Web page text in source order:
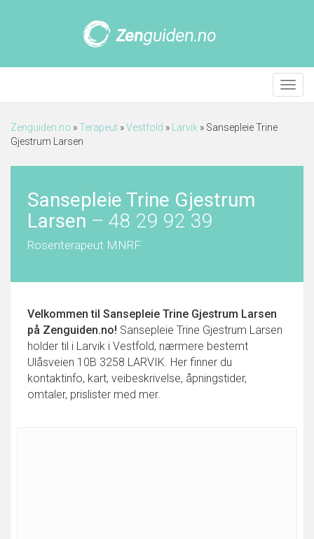
Meny
Zenguiden.no »Terapeut »Vestfold » Larvik » Sansepleie Trine
Gjestrum Larsen
Sansepleie Trine Gjestrum
Larsen – 48 29 92 39
Rosenterapeut MNRF
Velkommen til Sansepleie Trine Gjestrum Larsen
på Zenguiden.no! Sansepleie Trine Gjestrum Larsen
holder til i Larvik i Vestfold, nærmere bestemt
Ulåsveien 10B 3258 LARVIK. Her finner du
kontaktinfo, kart, veibeskrivelse, åpningstider,
omtaler, prislister med mer.